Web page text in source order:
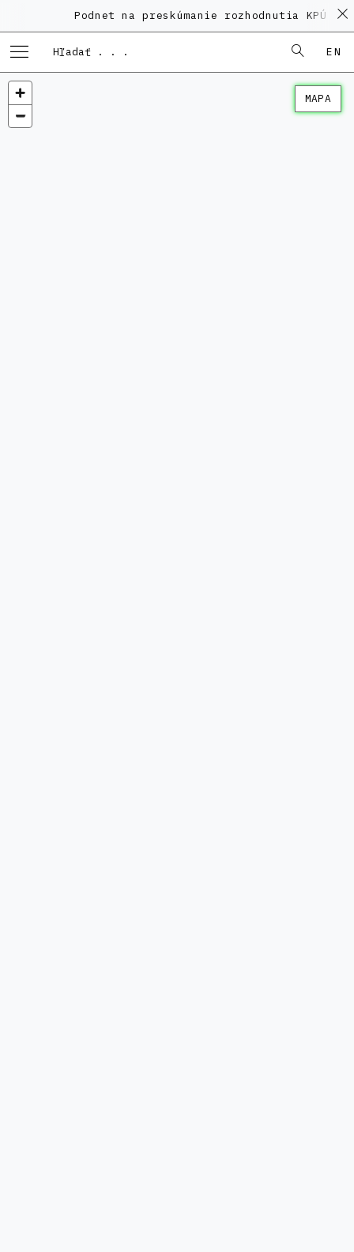
Podnet na preskúmanie rozhodnutia KPÚ vo veci
EN
MAPA